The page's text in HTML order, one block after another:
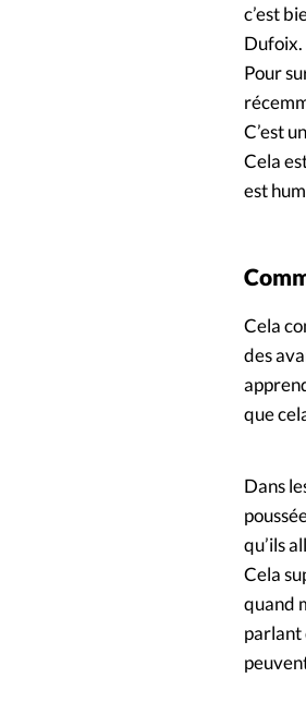
c’est
Dufoix.
Pour
C’est
Cela
est
Cela
des
que
Dans
qu’ils
Cela
quand
parlant